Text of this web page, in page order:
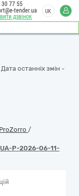
дзвінок
30 77 55
tender.ua
UK
останніх змін -
/
UA-P-2026-06-11-